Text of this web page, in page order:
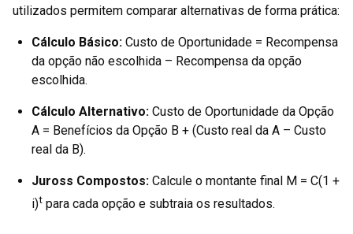
utilizados permitem comparar alternativas de forma prática:
Cálculo Básico: Custo de Oportunidade = Recompensa
da opção não escolhida – Recompensa da opção
escolhida.
Cálculo Alternativo: Custo de Oportunidade da Opção
A = Benefícios da Opção B + (Custo real da A – Custo
real da B).
Juross Compostos: Calcule o montante final M = C(1 +
i)t para cada opção e subtraia os resultados.